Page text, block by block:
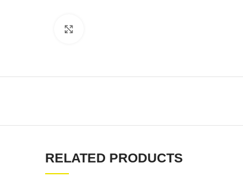
RELATED PRODUCTS